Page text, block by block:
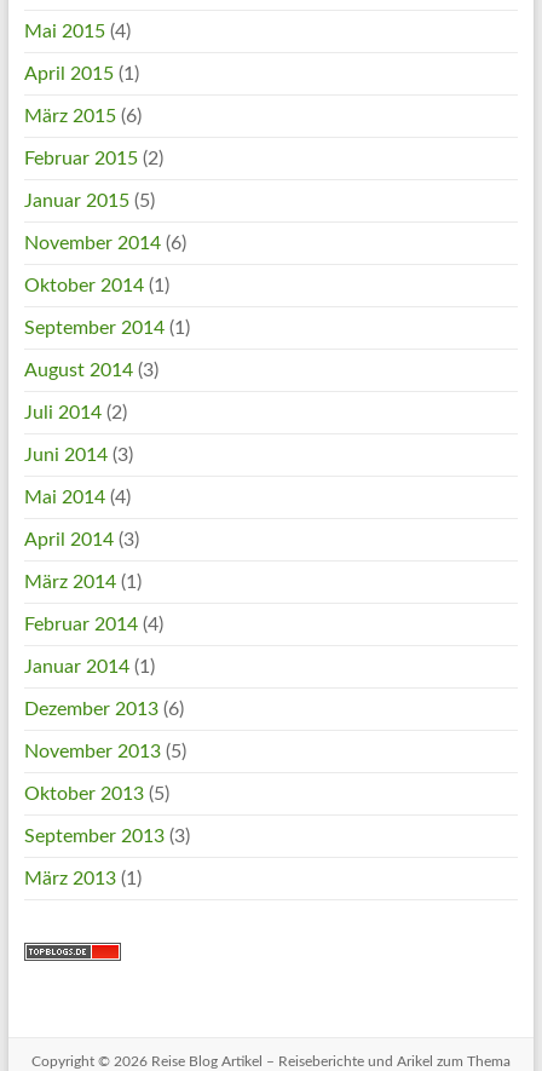
Mai 2015(4)
April 2015(1)
März 2015(6)
Februar 2015(2)
Januar 2015(5)
November 2014(6)
Oktober 2014(1)
September 2014(1)
August 2014(3)
Juli 2014(2)
Juni 2014(3)
Mai 2014(4)
April 2014(3)
März 2014(1)
Februar 2014(4)
Januar 2014(1)
Dezember 2013(6)
November 2013(5)
Oktober 2013(5)
September 2013(3)
März 2013(1)
Copyright © 2026 Reise Blog Artikel – Reiseberichte und Arikel zum Thema